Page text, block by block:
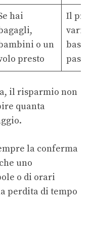
hai
o un
presto
Il
varia
base
il risparmio non
quanta
la conferma
uno
o di orari
perdita di tempo